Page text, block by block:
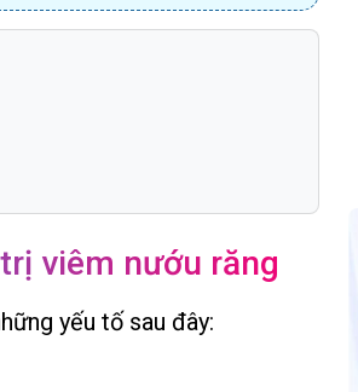
viêm nướu răng
yếu tố sau đây: